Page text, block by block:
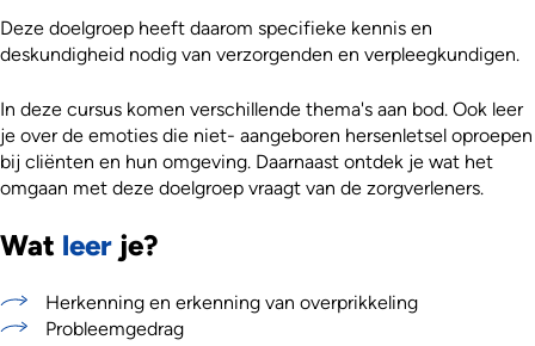
Deze doelgroep heeft daarom specifieke kennis en
deskundigheid nodig van verzorgenden en verpleegkundigen.
In deze cursus komen verschillende thema's aan bod. Ook leer
je over de emoties die niet- aangeboren hersenletsel oproepen
bij cliënten en hun omgeving. Daarnaast ontdek je wat het
omgaan met deze doelgroep vraagt van de zorgverleners.
Wat leer je?
Herkenning en erkenning van overprikkeling
Probleemgedrag